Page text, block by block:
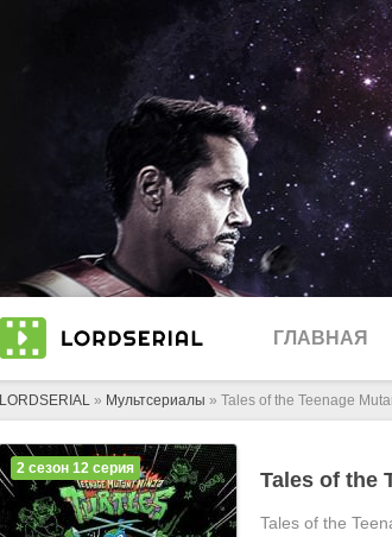
ГЛАВНАЯ
LORDSERIAL » Мультсериалы » Tales of the Teenage
Tales of the
Tales of the
2 сезон 12 серия